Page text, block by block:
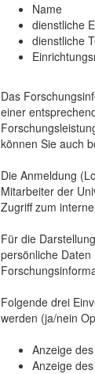
Name
dienstliche
dienstliche
Das
einer
können Sie auch
Die Anmeldung
Mitarbeiter der
Zugriff zum
Für die
persönliche
Folgende drei
werden (ja/nein
Anzeige
Anzeige